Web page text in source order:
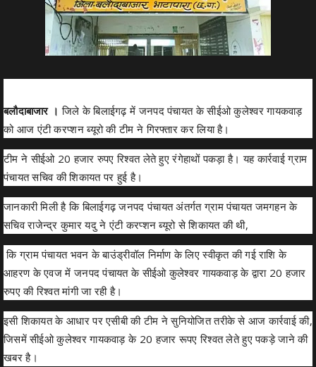
बलौदाबाजार । जिले के बिलाईगढ़ में जनपद पंचायत के सीईओ कुलेश्वर गायकवाड़
को आज एंटी करप्शन ब्यूरो की टीम ने गिरफ्तार कर लिया है।
टीम ने सीईओ 20 हजार रुपए रिश्वत लेते हुए रंगेहाथों पकड़ा है। यह कार्रवाई ग्राम
पंचायत सचिव की शिकायत पर हुई है।
जानकारी मिली है कि बिलाईगढ़ जनपद पंचायत अंतर्गत ग्राम पंचायत जमगहन के
सचिव राजेन्द्र कुमार यदु ने एंटी करप्शन ब्यूरो से शिकायत की थी,
कि ग्राम पंचायत भवन के बाउंड्रीवॉल निर्माण के लिए स्वीकृत की गई राशि के
आहरण के एवज में जनपद पंचायत के सीईओ कुलेश्वर गायकवाड़ के द्वारा 20 हजार
रुपए की रिश्वत मांगी जा रही है।
इसी शिकायत के आधार पर एसीबी की टीम ने सुनियोजित तरीके से आज कार्रवाई की,
जिसमें सीईओ कुलेश्वर गायकवाड़ के 20 हजार रूपए रिश्वत लेते हुए पकड़े जाने की
खबर है।